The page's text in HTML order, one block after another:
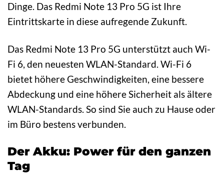
Dinge. Das Redmi Note 13 Pro 5G ist Ihre
Eintrittskarte in diese aufregende Zukunft.
Das Redmi Note 13 Pro 5G unterstützt auch Wi-
Fi 6, den neuesten WLAN-Standard. Wi-Fi 6
bietet höhere Geschwindigkeiten, eine bessere
Abdeckung und eine höhere Sicherheit als ältere
WLAN-Standards. So sind Sie auch zu Hause oder
im Büro bestens verbunden.
Der Akku: Power für den ganzen
Tag